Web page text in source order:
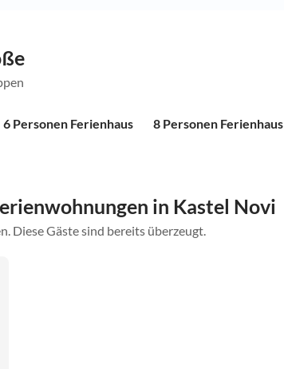
6 Personen Ferienhaus 8 Personen Ferienhaus
in Kastel Novi
Diese Gäste sind bereits überzeugt.